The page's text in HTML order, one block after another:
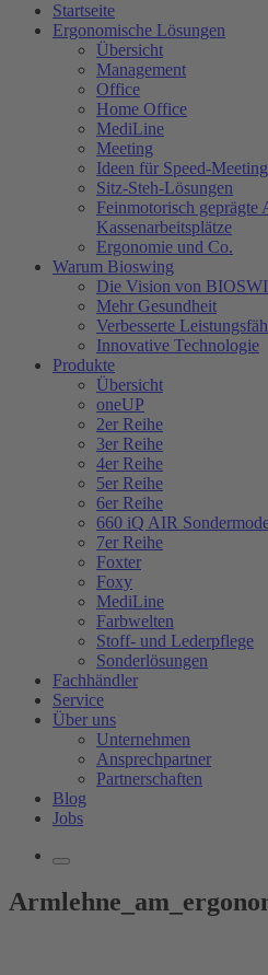
Startseite
Ergonomische Lösungen
Übersicht
Management
Office
Home Office
MediLine
Meeting
Ideen für Speed-
Sitz-Steh-Lösungen
Feinmotorisch geprägte
Kassenarbeitsplätze
Ergonomie und Co.
Warum Bioswing
Die Vision von
Mehr Gesundheit
Verbesserte
Innovative Technologie
Produkte
Übersicht
oneUP
2er Reihe
3er Reihe
4er Reihe
5er Reihe
6er Reihe
660 iQ AIR
7er Reihe
Foxter
Foxy
MediLine
Farbwelten
Stoff- und Lederpflege
Sonderlösungen
Fachhändler
Service
Über uns
Unternehmen
Ansprechpartner
Partnerschaften
Blog
Jobs